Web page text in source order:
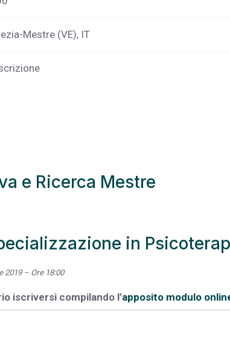
Mestre (VE), IT
e Ricerca Mestre
in
2019 – Ore 18:00
iscriversi compilando l’apposito modulo